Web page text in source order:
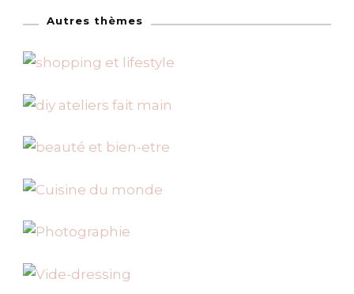
Autres thèmes